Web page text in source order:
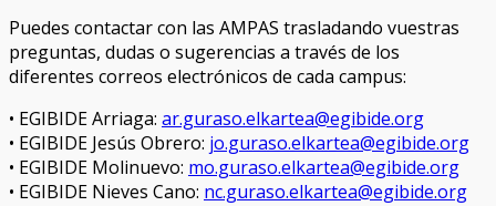
Puedes contactar con las AMPAS trasladando vuestras
preguntas, dudas o sugerencias a través de los
diferentes correos electrónicos de cada campus:
• EGIBIDE Arriaga: ar.guraso.elkartea@egibide.org
• EGIBIDE Jesús Obrero: jo.guraso.elkartea@egibide.org
• EGIBIDE Molinuevo: mo.guraso.elkartea@egibide.org
• EGIBIDE Nieves Cano: nc.guraso.elkartea@egibide.org